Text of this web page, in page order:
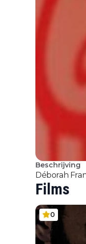
Beschrijving
Déborah
Films
0